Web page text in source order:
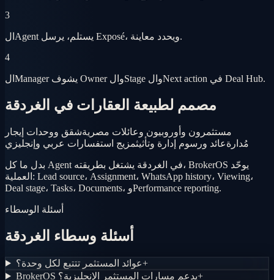
3
الAgent يستلم، يرسل Exposé، ويحدد معاينة.
4
الManager يشوف Owner والStage والNext action في Deal Hub.
مصمم لطبيعة العقارات في الغردقة
مستثمرون وأوروبيون وعائلات مصريةشقق ووحدات إيجار
مُدارةعائد ورسوم إدارة وتأثيثمزيج استفسارات عربي وإنجليزي
بدل ما كل Agent في الغردقة يشتغل بطريقته، BrokerOS يوحّد
العملية: Lead source، Assignment، WhatsApp history، Viewing،
Deal stage، Tasks، Documents، وPerformance reporting.
أسئلة الوسطاء
أسئلة وسطاء الغردقة
عوائد المستثمر تتتبع لكل وحدة؟+
BrokerOS يدعم مسارات المستثمر الإنجليزية؟+